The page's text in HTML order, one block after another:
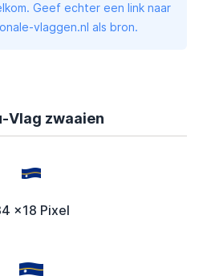
Geef echter een link naar
vlaggen.nl als bron.
Vlag zwaaien
x18 Pixel